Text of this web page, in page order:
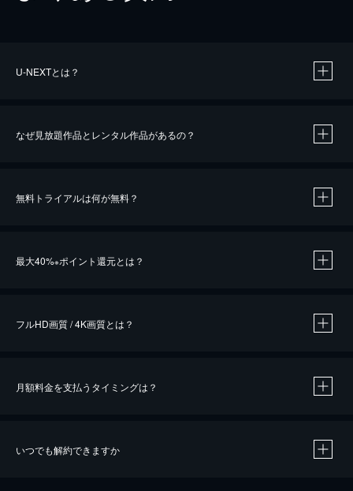
U-NEXTとは？
なぜ見放題作品とレンタル作品があるの？
無料トライアルは何が無料？
最大40%※ポイント還元とは？
※40％ポイント還元の対象は、クレジットカード決済による作品の購入 / レンタルです。
フルHD画質 / 4K画質とは？
月額料金を支払うタイミングは？
いつでも解約できますか